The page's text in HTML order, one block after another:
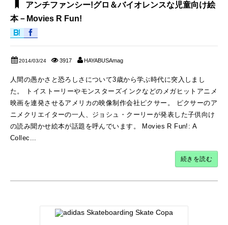
アンチファンシー!グロ＆バイオレンスな児童向け絵
本－Movies R Fun!
2014/03/24 3917 HAYABUSAmag
人間の愚かさと恐ろしさについて3歳から学ぶ時代に突入しまし
た。 トイストーリーやモンスターズインクなどのメガヒットアニメ
映画を連発させるアメリカの映像制作会社ピクサー。 ピクサーのア
ニメクリエイターの一人、ジョシュ・クーリーが発表した子供向け
の読み聞かせ絵本が話題を呼んでいます。 Movies R Fun!: A
Collec...
続きを読む